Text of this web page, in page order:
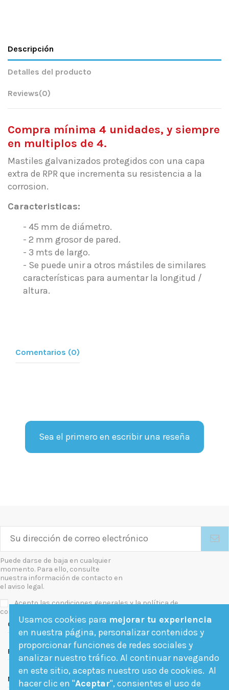
Descripción
Detalles del producto
Reviews(0)
Compra mínima 4 unidades, y siempre
en multiplos de 4.
Mastiles galvanizados protegidos con una capa
extra de RPR que incrementa su resistencia a la
corrosion.
Caracteristicas:
- 45 mm de diámetro.
- 2 mm grosor de pared.
- 3 mts de largo.
- Se puede unir a otros mástiles de similares
características para aumentar la longitud /
altura.
Comentarios (0)
Sea el primero en escribir una reseña
Puede darse de baja en cualquier
momento. Para ello, consulte
nuestra información de contacto en
el aviso legal.
Acepto las condiciones generales y la política de
confidencialidad
Contact us
Follow us
Newsletter
Usamos cookies para mejorar tu experiencia
en nuestra página, personalizar contenidos y
proporcionar funciones de redes sociales y
analizar nuestro tráfico. Al continuar navegando
en este sitio, aceptas nuestro uso de cookies. Al
hacer clic en "Aceptar", consientes el uso de